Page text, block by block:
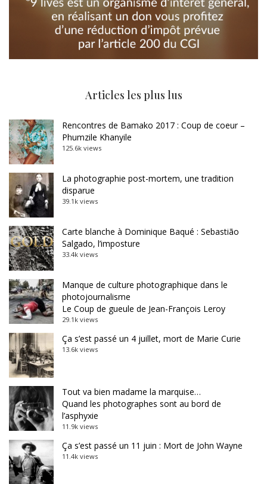
Articles les plus lus
Rencontres de Bamako 2017 : Coup de coeur –
Phumzile Khanyile
125.6k views
La photographie post-mortem, une tradition
disparue
39.1k views
Carte blanche à Dominique Baqué : Sebastião
Salgado, l’imposture
33.4k views
Manque de culture photographique dans le
photojournalisme
Le Coup de gueule de Jean-François Leroy
29.1k views
Ça s’est passé un 4 juillet, mort de Marie Curie
13.6k views
Tout va bien madame la marquise…
Quand les photographes sont au bord de
l’asphyxie
11.9k views
Ça s’est passé un 11 juin : Mort de John Wayne
11.4k views